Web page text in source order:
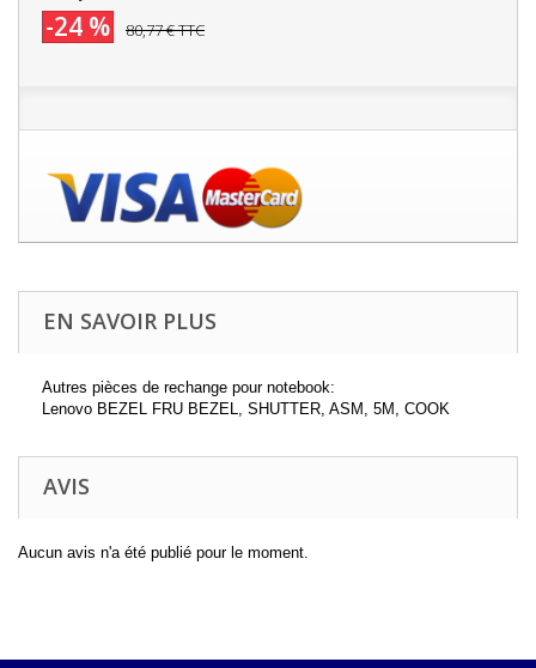
-24 % 80,77 €TTC
EN SAVOIR PLUS
Autres pièces de rechange pour notebook:
Lenovo BEZEL FRU BEZEL, SHUTTER, ASM, 5M, COOK
AVIS
Aucun avis n'a été publié pour le moment.